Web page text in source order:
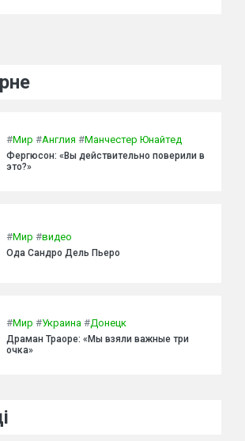
#Мир #Англия #Манчестер Юнайтед
Фергюсон: «Вы действительно поверили в
это?»
#Мир #видео
Ода Сандро Дель Пьеро
#Мир #Украина #Донецк
Драман Траоре: «Мы взяли важные три
очка»